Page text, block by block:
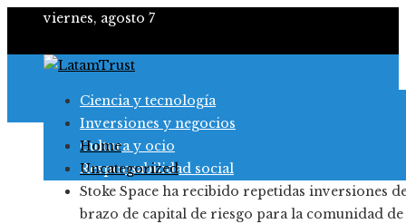
viernes, agosto 7
Ciencia y tecnología
Inversiones y negocios
Cultura y ocio
Responsabilidad social
Home
Uncategorized
Stoke Space ha recibido repetidas inversiones
brazo de capital de riesgo para la comunidad de